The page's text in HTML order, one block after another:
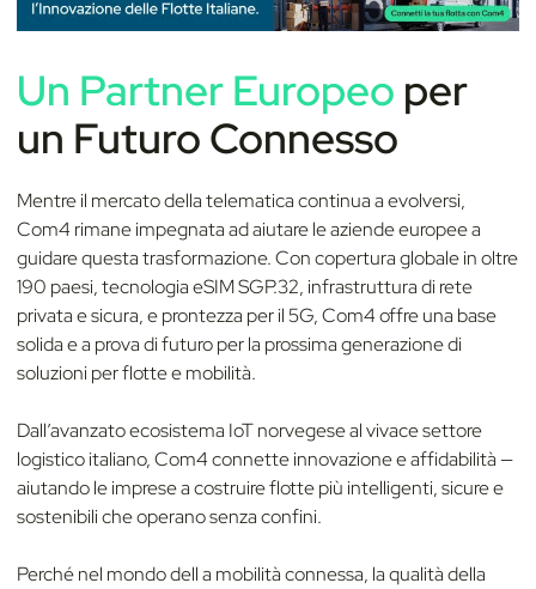
Un Partner Europeo per
un Futuro Connesso
Mentre il mercato della telematica continua a evolversi,
Com4 rimane impegnata ad aiutare le aziende europee a
guidare questa trasformazione. Con copertura globale in oltre
190 paesi, tecnologia eSIM SGP.32, infrastruttura di rete
privata e sicura, e prontezza per il 5G, Com4 offre una base
solida e a prova di futuro per la prossima generazione di
soluzioni per flotte e mobilità.
Dall’avanzato ecosistema IoT norvegese al vivace settore
logistico italiano, Com4 connette innovazione e affidabilità —
aiutando le imprese a costruire flotte più intelligenti, sicure e
sostenibili che operano senza confini.
Perché nel mondo dell a mobilità connessa, la qualità della